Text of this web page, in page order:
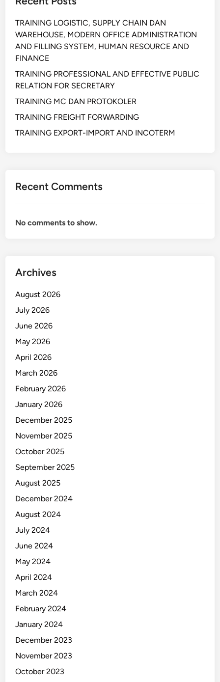
TRAINING LOGISTIC, SUPPLY CHAIN DAN
WAREHOUSE, MODERN OFFICE ADMINISTRATION
AND FILLING SYSTEM, HUMAN RESOURCE AND
FINANCE
TRAINING PROFESSIONAL AND EFFECTIVE PUBLIC
RELATION FOR SECRETARY
TRAINING MC DAN PROTOKOLER
TRAINING FREIGHT FORWARDING
TRAINING EXPORT-IMPORT AND INCOTERM
Recent Comments
No comments to show.
Archives
August 2026
July 2026
June 2026
May 2026
April 2026
March 2026
February 2026
January 2026
December 2025
November 2025
October 2025
September 2025
August 2025
December 2024
August 2024
July 2024
June 2024
May 2024
April 2024
March 2024
February 2024
January 2024
December 2023
November 2023
October 2023